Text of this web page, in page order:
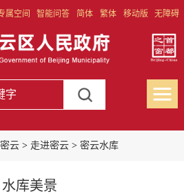
属空间 智能问答 简体 繁体 移动版 无障碍
云> 走进密云> 密云水库
水库美景